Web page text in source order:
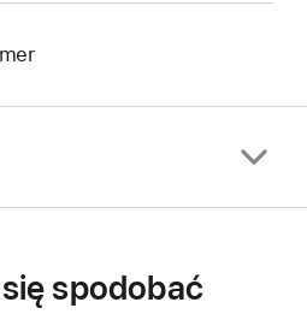
spodobać